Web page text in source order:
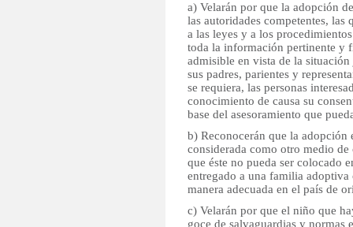
a) Velarán por que la adopción
las autoridades competentes, las
a las leyes y a los
toda la información pertinente y
admisible en vista de la
sus padres, parientes y
se requiera, las personas
conocimiento de causa su
base del asesoramiento que
b) Reconocerán que la adopción
considerada como otro medio
que éste no pueda ser colocado
entregado a una familia adoptiva
manera adecuada en el país de
c) Velarán por que el niño que
goce de salvaguardias y normas